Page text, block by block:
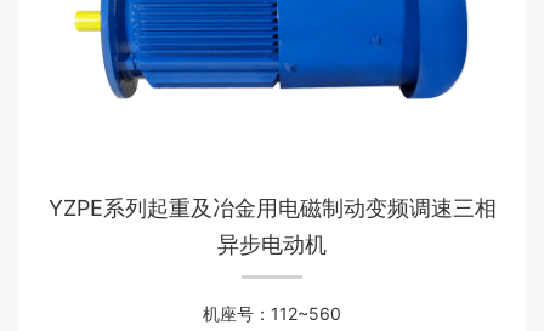
YZPE系列起重及冶金用电磁制动变频调速三相
异步电动机
机座号：112~560